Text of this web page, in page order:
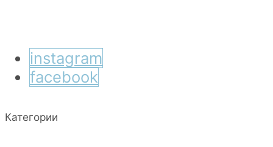
instagram
facebook
Категории